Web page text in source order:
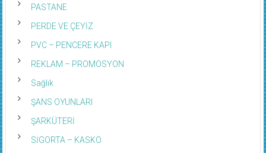
PASTANE
PERDE VE ÇEYİZ
PVC – PENCERE KAPI
REKLAM – PROMOSYON
Sağlık
ŞANS OYUNLARI
ŞARKÜTERİ
SİGORTA – KASKO